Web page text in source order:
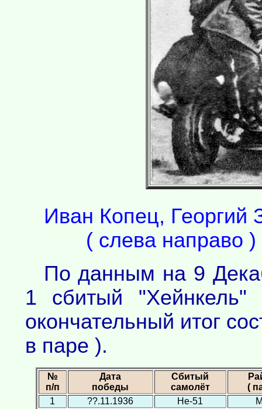
Иван Копец, Георгий
( слева направо
По данным на 9
1 сбитый
окончательный итог
в паре ).
№
п/п
Дата
победы
Сбитый
самолёт
(
1
??.11.1936 Не-51